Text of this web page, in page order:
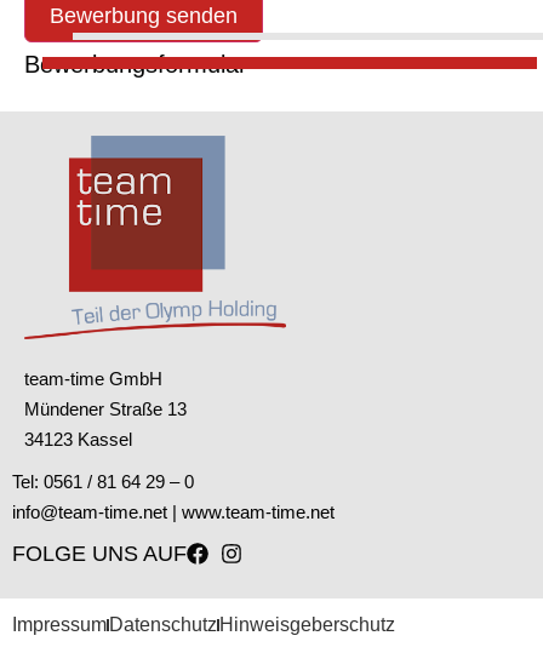
Bewerbung senden
Bewerbungsformular
team-time GmbH
Mündener Straße 13
34123 Kassel
Tel: 0561 / 81 64 29 – 0
info@team-time.net | www.team-time.net
FOLGE UNS AUF
Impressum Datenschutz Hinweisgeberschutz